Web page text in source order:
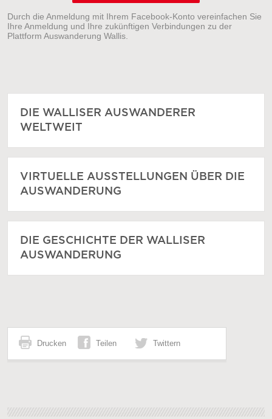
Durch die Anmeldung mit Ihrem Facebook-Konto vereinfachen Sie
Ihre Anmeldung und Ihre zukünftigen Verbindungen zu der
Plattform Auswanderung Wallis.
DIE WALLISER AUSWANDERER
WELTWEIT
VIRTUELLE AUSSTELLUNGEN ÜBER DIE
AUSWANDERUNG
DIE GESCHICHTE DER WALLISER
AUSWANDERUNG
Drucken Teilen Twittern